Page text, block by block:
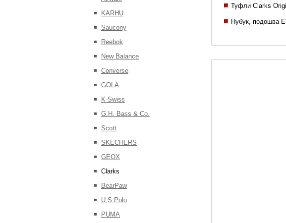
KARHU
Saucony
Reebok
New Balance
Converse
GOLA
K-Swiss
G.H. Bass & Co.
Scott
SKECHERS
GEOX
Clarks
BearPaw
U,S.Polo
PUMA
Туфли Clarks
Нубук, подошва